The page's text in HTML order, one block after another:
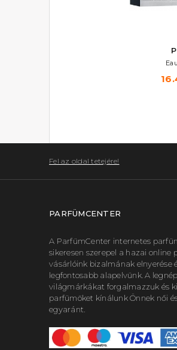
Fel az oldal tetejére!
PARFÜMCENTER
A ParfümCenter internetes
sikeresen szerepel a hazai online
vásárlóink bizalmának elnyerése
legfontosabb alapelvünk. A
világmárkákat forgalmazzuk és
parfümöket kínálunk Önnek női
egyaránt.